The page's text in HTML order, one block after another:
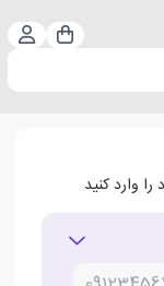
سبد
وارد کنید